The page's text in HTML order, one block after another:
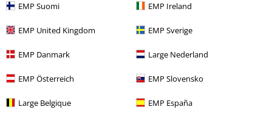
EMP Suomi EMP Ireland
EMP United Kingdom EMP Sverige
EMP Danmark Large Nederland
EMP Österreich EMP Slovensko
Large Belgique EMP España